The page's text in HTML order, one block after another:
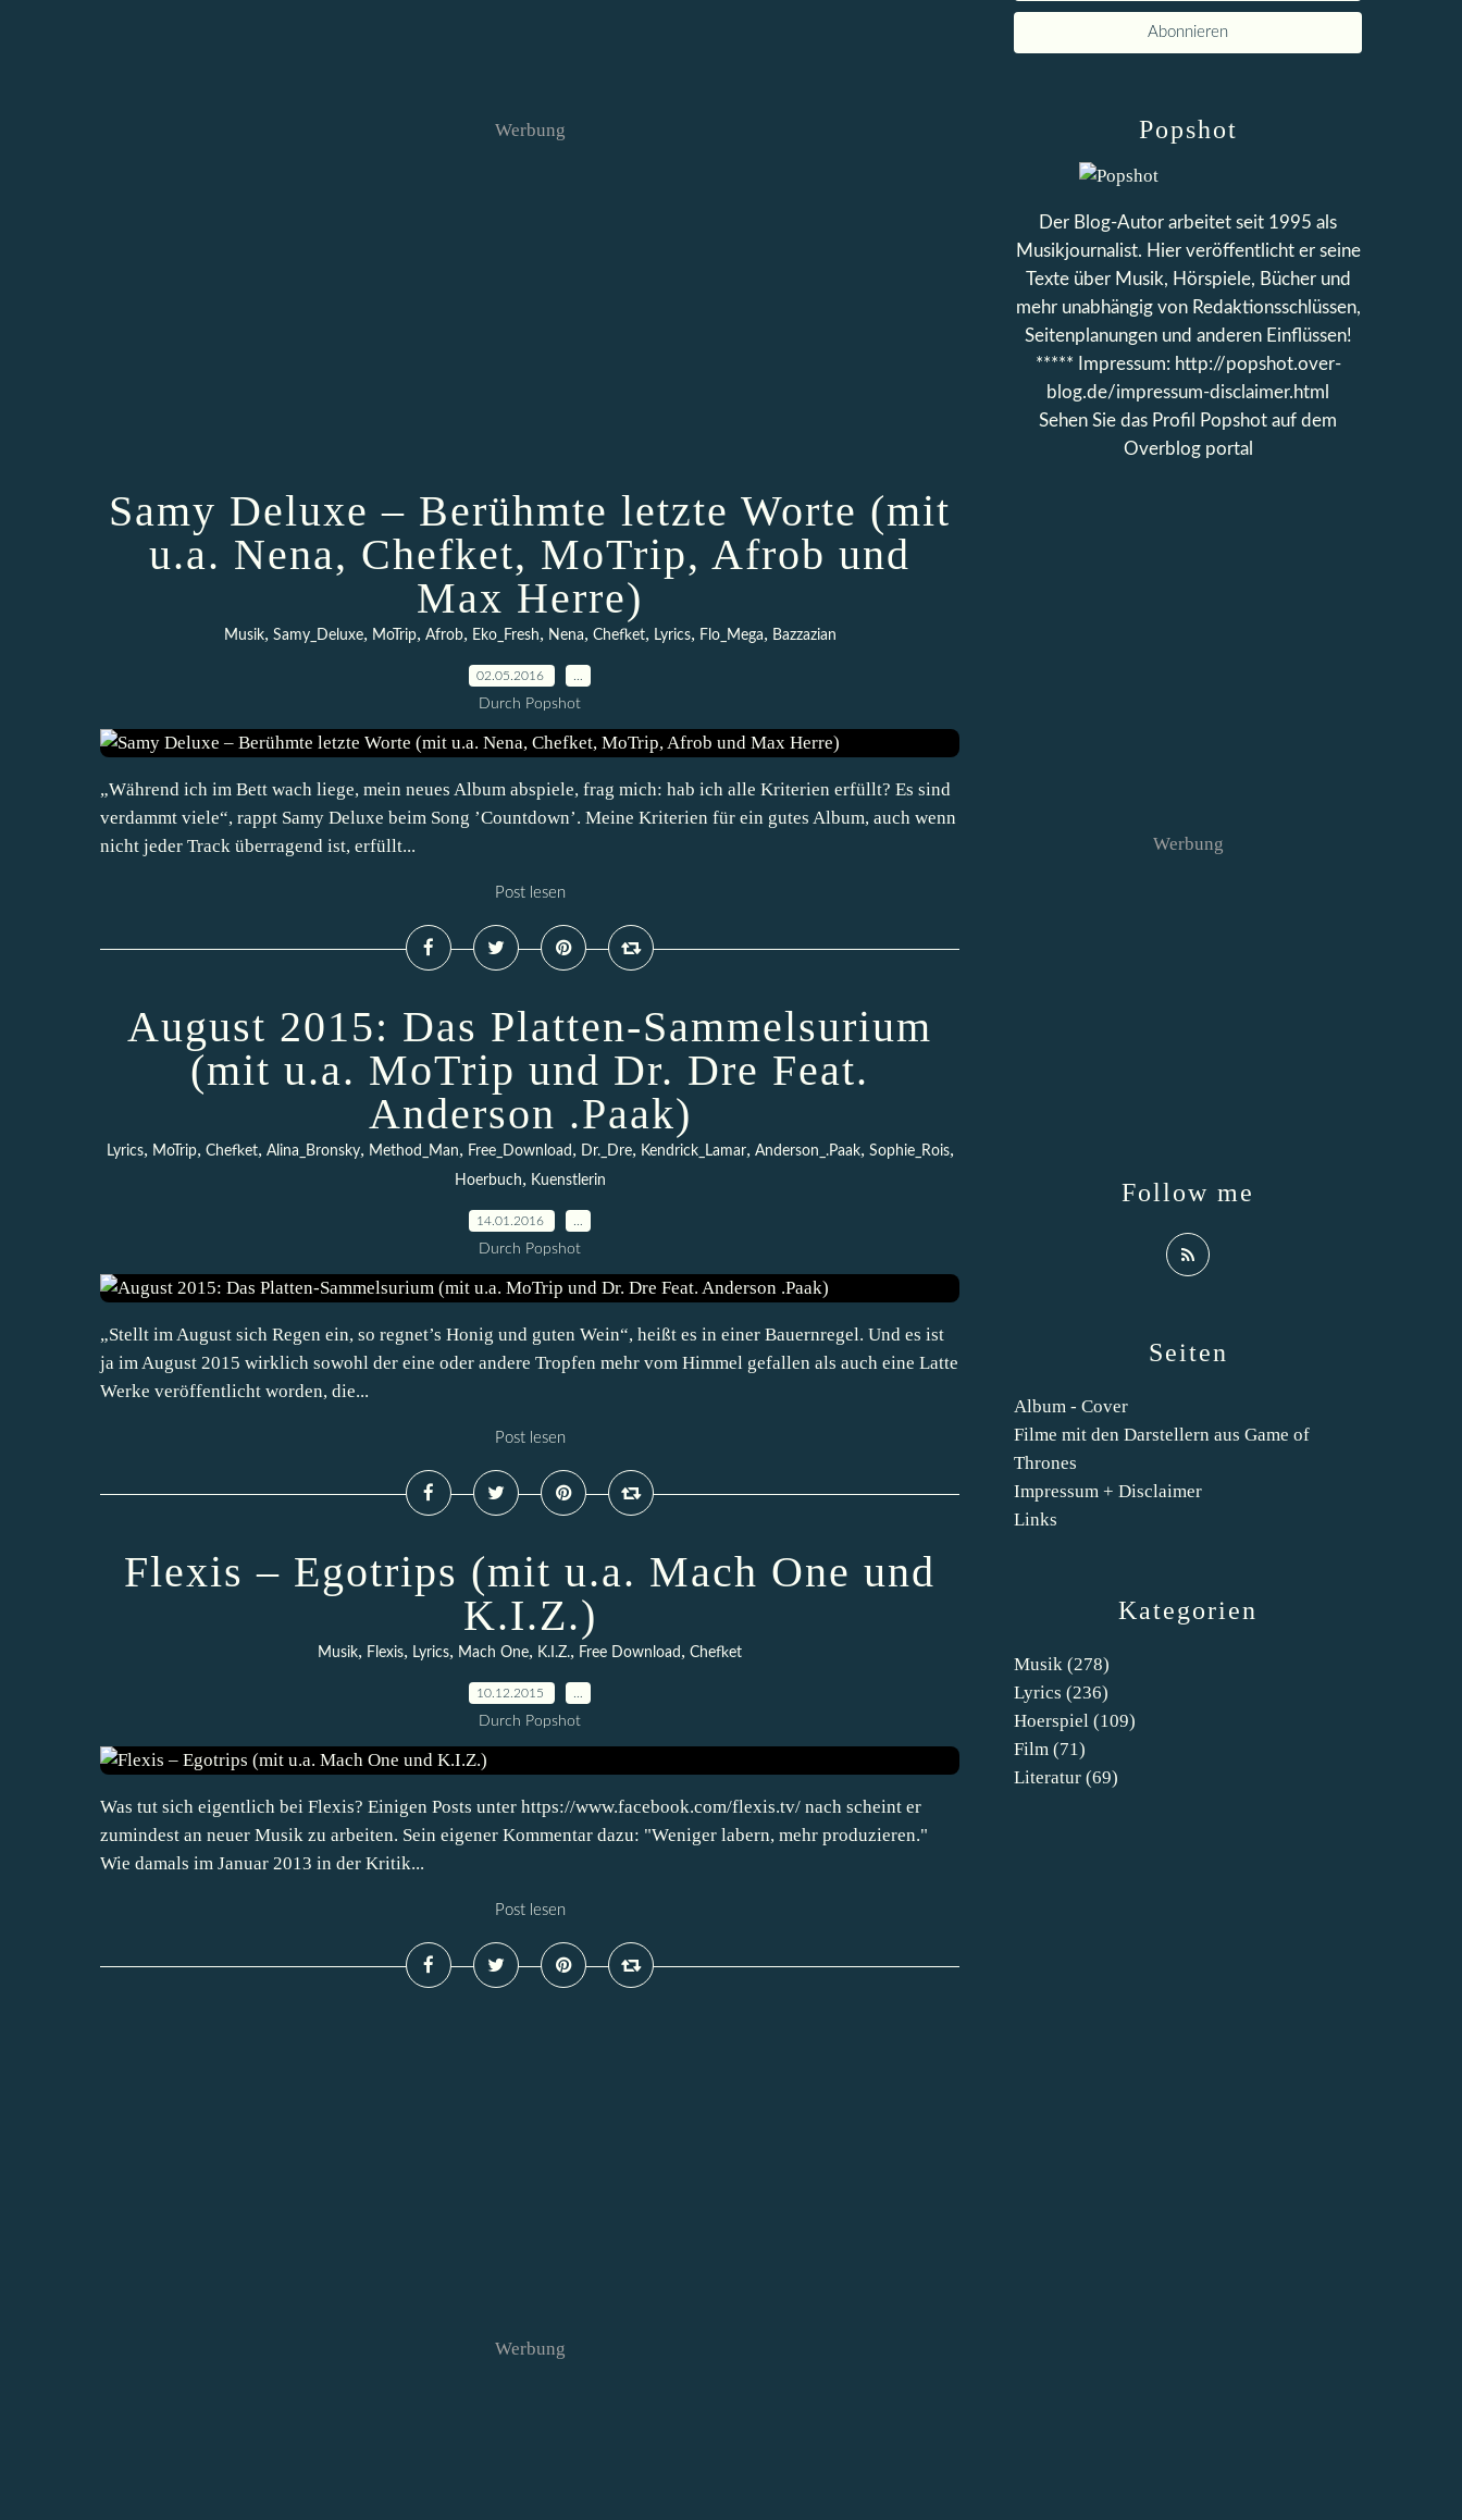
Werbung
Samy Deluxe – Berühmte letzte Worte (mit
u.a. Nena, Chefket, MoTrip, Afrob und
Max Herre)
Musik, Samy_Deluxe, MoTrip, Afrob, Eko_Fresh, Nena, Chefket, Lyrics, Flo_Mega, Bazzazian
02.05.2016
Durch Popshot
„Während ich im Bett wach liege, mein neues Album abspiele, frag mich: hab ich alle Kriterien erfüllt? Es sind
verdammt viele“, rappt Samy Deluxe beim Song ’Countdown’. Meine Kriterien für ein gutes Album, auch wenn
nicht jeder Track überragend ist, erfüllt...
Post lesen
August 2015: Das Platten-Sammelsurium
(mit u.a. MoTrip und Dr. Dre Feat.
Anderson .Paak)
Lyrics, MoTrip, Chefket, Alina_Bronsky, Method_Man, Free_Download , Dr._Dre, Kendrick_Lamar, Anderson_.Paak, Sophie_Rois,
Hoerbuch, Kuenstlerin
14.01.2016
Durch Popshot
„Stellt im August sich Regen ein, so regnet’s Honig und guten Wein“, heißt es in einer Bauernregel. Und es ist
ja im August 2015 wirklich sowohl der eine oder andere Tropfen mehr vom Himmel gefallen als auch eine Latte
Werke veröffentlicht worden, die...
Post lesen
Flexis – Egotrips (mit u.a. Mach One und
K.I.Z.)
Musik, Flexis, Lyrics, Mach One, K.I.Z., Free Download , Chefket
10.12.2015
Durch Popshot
Was tut sich eigentlich bei Flexis? Einigen Posts unter https://www.facebook.com/flexis.tv/ nach scheint er
zumindest an neuer Musik zu arbeiten. Sein eigener Kommentar dazu: "Weniger labern, mehr produzieren."
Wie damals im Januar 2013 in der Kritik...
Post lesen
Werbung
Kategorien
Musik (278)
Lyrics (236)
Hoerspiel (109)
Film (71)
Literatur (69)
Seiten
Album - Cover
Filme mit den Darstellern aus Game of
Thrones
Impressum + Disclaimer
Links
Popshot
Der Blog-Autor arbeitet seit 1995 als
Musikjournalist. Hier veröffentlicht er seine
Texte über Musik, Hörspiele, Bücher und
mehr unabhängig von Redaktionsschlüssen,
Seitenplanungen und anderen Einflüssen!
***** Impressum: http://popshot.over-
blog.de/impressum-disclaimer.html
Sehen Sie das Profil
Popshot auf dem
Overblog portal
Follow me
Werbung